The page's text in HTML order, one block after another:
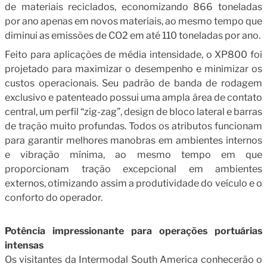
de materiais reciclados, economizando 866 toneladas
por ano apenas em novos materiais, ao mesmo tempo que
diminui as emissões de CO2 em até 110 toneladas por ano.
Feito para aplicações de média intensidade, o XP800 foi
projetado para maximizar o desempenho e minimizar os
custos operacionais. Seu padrão de banda de rodagem
exclusivo e patenteado possui uma ampla área de contato
central, um perfil “zig-zag”, design de bloco lateral e barras
de tração muito profundas. Todos os atributos funcionam
para garantir melhores manobras em ambientes internos
e vibração mínima, ao mesmo tempo em que
proporcionam tração excepcional em ambientes
externos, otimizando assim a produtividade do veículo e o
conforto do operador.
Potência impressionante para operações portuárias
intensas
Os visitantes da Intermodal South America conhecerão o